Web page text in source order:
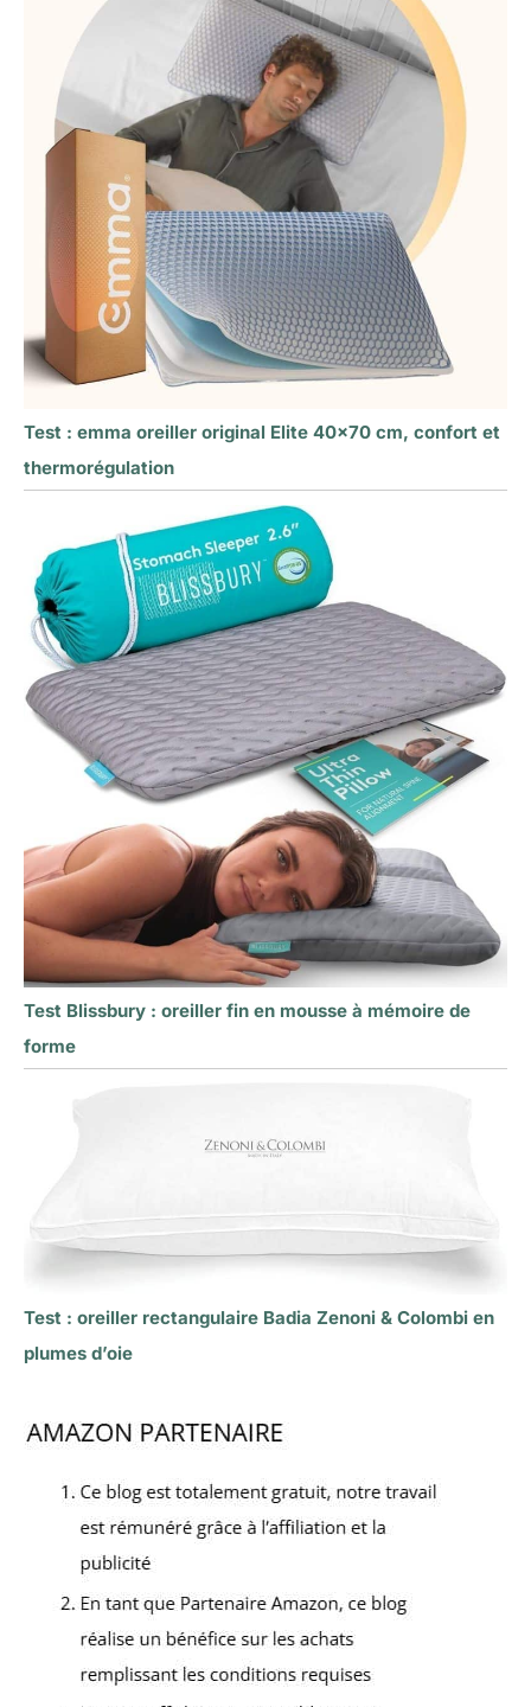
Test : emma oreiller original Elite 40×70 cm, confort et
thermorégulation
Test Blissbury : oreiller fin en mousse à mémoire de
forme
Test : oreiller rectangulaire Badia Zenoni & Colombi en
plumes d’oie